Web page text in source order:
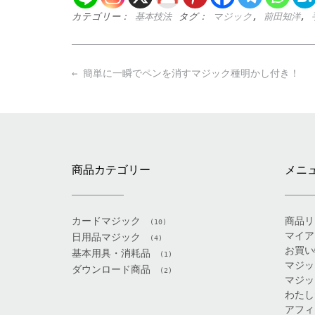
カテゴリー： 基本技法 タグ： マジック , 前田知洋,
Post
← 簡単に一瞬でペンを消すマジック種明かし付き！
商品カテゴリー
カードマジック (10)
日用品マジック (4)
基本用具・消耗品 (1)
ダウンロード商品 (2)
メニ
商品
マイ
お買
マジ
マジ
わた
アフ